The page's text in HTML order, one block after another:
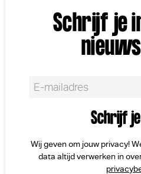
Schrijf je
Wij geven om jouw privacy!
data altijd verwerken in